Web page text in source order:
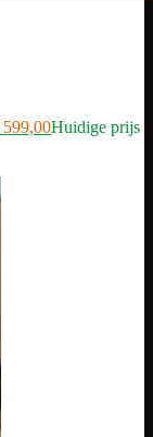
599,00Huidige prijs